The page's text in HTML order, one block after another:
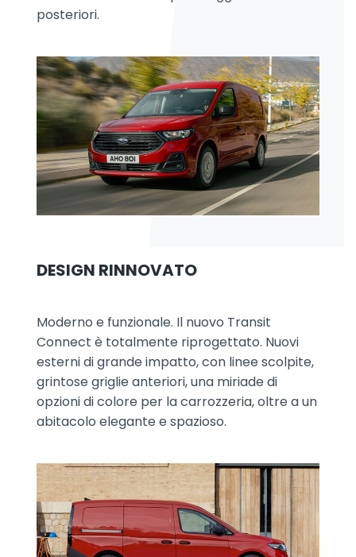
posteriori.
DESIGN RINNOVATO
Moderno e funzionale. Il nuovo Transit
Connect è totalmente riprogettato. Nuovi
esterni di grande impatto, con linee scolpite,
grintose griglie anteriori, una miriade di
opzioni di colore per la carrozzeria, oltre a un
abitacolo elegante e spazioso.